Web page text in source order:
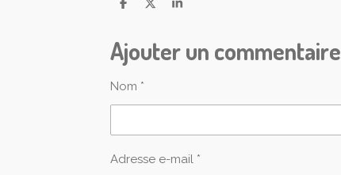
P
t
a
g
r
P
a
P
a
Ajouter un commentaire
Nom *
Adresse e-mail *